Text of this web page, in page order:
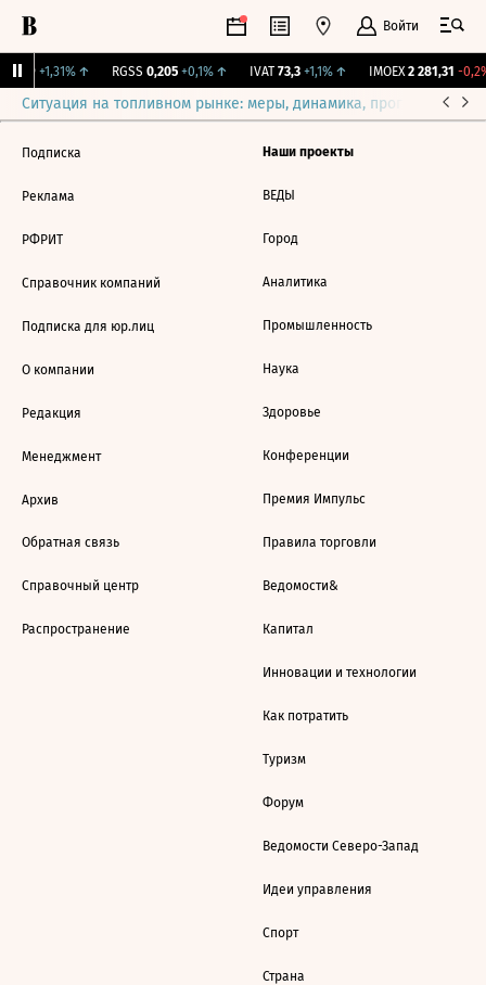
Войти
+1,31%↑ RGSS 0,205 +0,1%↑ IVAT 73,3 +1,1%↑ IMOEX 2 281,31 -0,2%
Ситуация на топливном рынке: меры, динамика, прогнозы
Подписка
Реклама
РФРИТ
Справочник компаний
Подписка для юр.лиц
О компании
Редакция
Менеджмент
Архив
Обратная связь
Справочный центр
Распространение
Наши проекты
ВЕДЫ
Город
Аналитика
Промышленность
Наука
Здоровье
Конференции
Премия Импульс
Правила торговли
Ведомости&
Капитал
Инновации и технологии
Как потратить
Туризм
Форум
Ведомости Северо-Запад
Идеи управления
Спорт
Страна